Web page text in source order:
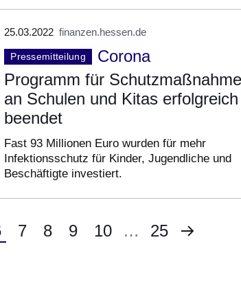
25.03.2022 finanzen.hessen.de
Pressemitteilung
Corona
Programm für
an Schulen und Kitas erfolgreich
beendet
Fast 93 Millionen Euro wurden für mehr
Infektionsschutz für Kinder, Jugendliche und
Beschäftigte investiert.
Seite
7 Seite
8 Seite
9 Seite
10 …
Letzte
25
Nächste